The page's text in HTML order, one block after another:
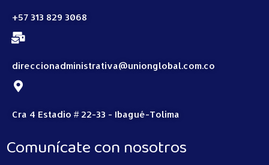
+57 313 829 3068
direccionadministrativa@unionglobal.com.co
Cra 4 Estadio # 22-33 - Ibagué-Tolima
Comunícate con nosotros